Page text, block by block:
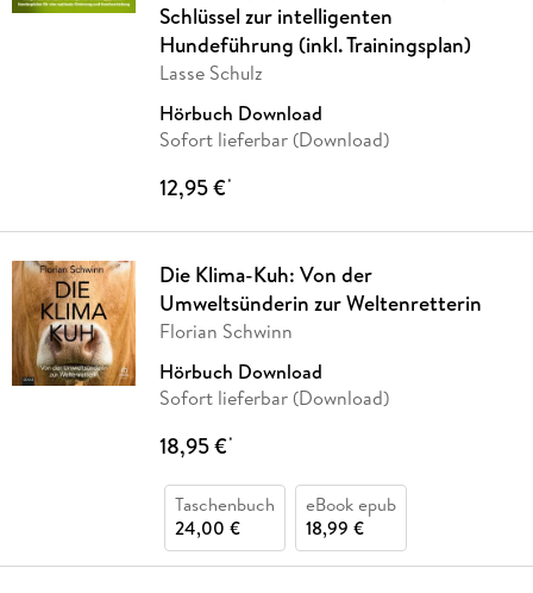
Schlüssel zur intelligenten
Hundeführung (inkl. Trainingsplan)
Lasse Schulz
Hörbuch Download
Sofort lieferbar (Download)
12,95 €*
Die Klima-Kuh: Von der
Umweltsünderin zur Weltenretterin
Florian Schwinn
Hörbuch Download
Sofort lieferbar (Download)
18,95 €*
Taschenbuch
24,00 €
eBook epub
18,99 €